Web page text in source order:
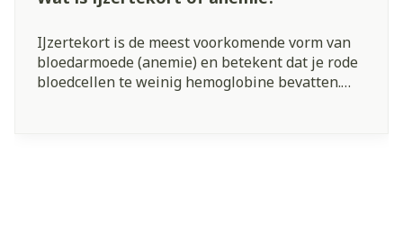
IJzertekort is de meest voorkomende vorm van
bloedarmoede (anemie) en betekent dat je rode
bloedcellen te weinig hemoglobine bevatten.